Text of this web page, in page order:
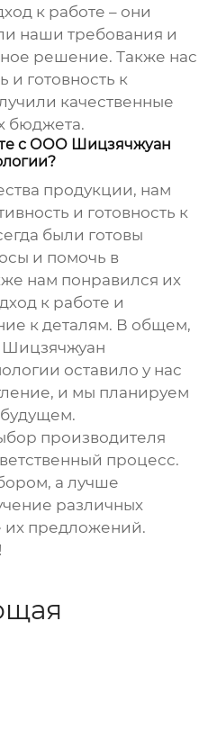
к работе – они
наши требования и
решение. Также нас
и готовность к
качественные
бюджета.
с ООО Шицзячжуан
продукции, нам
и готовность к
были готовы
и помочь в
нам понравился их
к работе и
к деталям. В общем,
Шицзячжуан
оставило у нас
и мы планируем
производителя
процесс.
а лучше
различных
их предложений.